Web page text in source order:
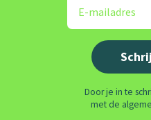
Door je in te
met de